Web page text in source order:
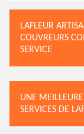
LAFLEUR
COUVREURS
SERVICE
UNE
SERVICES DE